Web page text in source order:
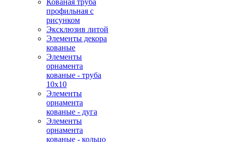
Кованая труба
профильная с
рисунком
Эксклюзив литой
Элементы декора
кованые
Элементы
орнамента
кованые - труба
10х10
Элементы
орнамента
кованые - дуга
Элементы
орнамента
кованые - кольцо